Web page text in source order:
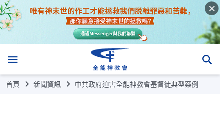
首頁 新聞資訊 中共政府迫害全能神教會基督徒典型案例